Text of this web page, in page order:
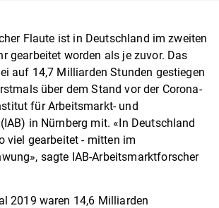
Flaute ist in Deutschland im zweiten
gearbeitet worden als je zuvor. Das
auf 14,7 Milliarden Stunden gestiegen
über dem Stand vor der Corona-
für Arbeitsmarkt- und
in Nürnberg mit. «In Deutschland
viel gearbeitet - mitten im
sagte IAB-Arbeitsmarktforscher
2019 waren 14,6 Milliarden